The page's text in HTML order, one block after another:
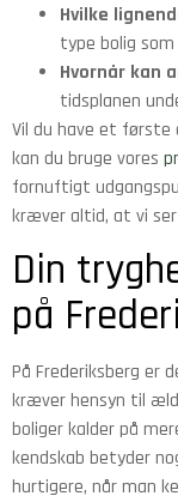
Hvilke
type bolig som
Hvornår kan
tidsplanen
Vil du have et første
kan du bruge vores
fornuftigt
kræver altid, at vi ser
Din
på
På Frederiksberg er
kræver hensyn til
boliger kalder på
kendskab betyder
hurtigere, når man